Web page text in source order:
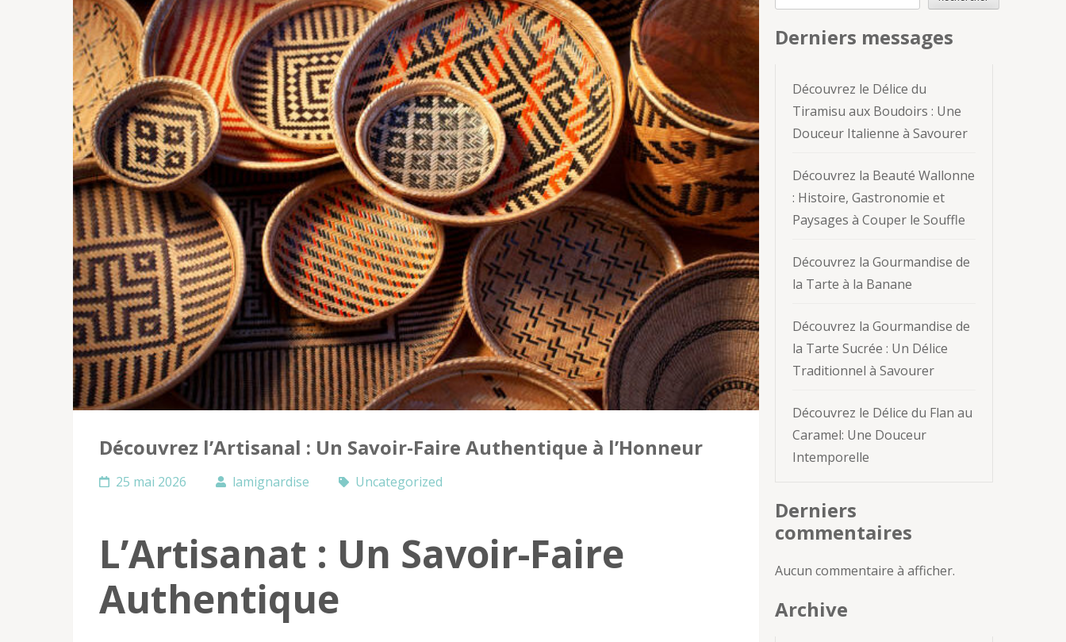
Découvrez l’Artisanal : Un Savoir-Faire Authentique à l’Honneur
25 mai 2026 lamignardise Uncategorized
L’Artisanat : Un Savoir-Faire
Authentique
Derniers messages
Découvrez le Délice du
Tiramisu aux Boudoirs : Une
Douceur Italienne à Savourer
Découvrez la Beauté Wallonne
: Histoire, Gastronomie et
Paysages à Couper le Souffle
Découvrez la Gourmandise de
la Tarte à la Banane
Découvrez la Gourmandise de
la Tarte Sucrée : Un Délice
Traditionnel à Savourer
Découvrez le Délice du Flan au
Caramel: Une Douceur
Intemporelle
Derniers
commentaires
Aucun commentaire à afficher.
Archive